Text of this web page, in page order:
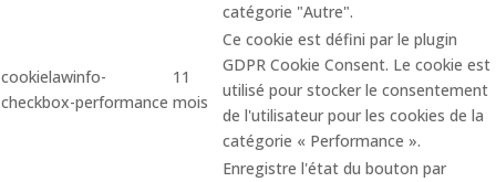
catégorie "Autre".
cookielawinfo-
checkbox-performance
11
mois
Ce cookie est défini par le plugin
GDPR Cookie Consent. Le cookie est
utilisé pour stocker le consentement
de l'utilisateur pour les cookies de la
catégorie « Performance ».
Enregistre l'état du bouton par